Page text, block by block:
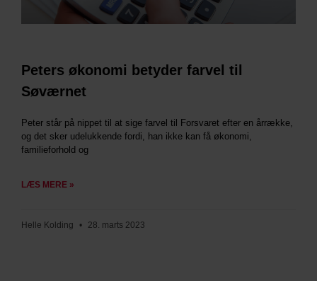
Peters økonomi betyder farvel til
Søværnet
Peter står på nippet til at sige farvel til Forsvaret efter en årrække,
og det sker udelukkende fordi, han ikke kan få økonomi,
familieforhold og
LÆS MERE »
Helle Kolding 28. marts 2023